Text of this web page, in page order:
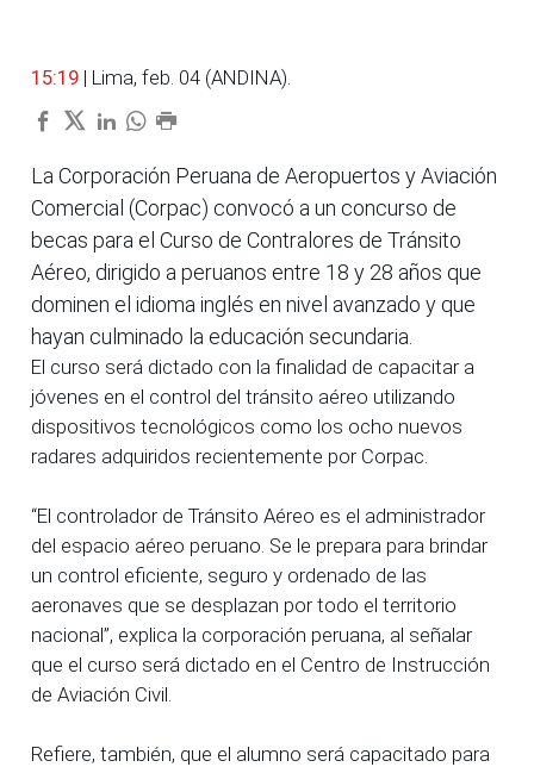
15:19 | Lima, feb. 04 (ANDINA).
La Corporación Peruana de Aeropuertos y Aviación
Comercial (Corpac) convocó a un concurso de
becas para el Curso de Contralores de Tránsito
Aéreo, dirigido a peruanos entre 18 y 28 años que
dominen el idioma inglés en nivel avanzado y que
hayan culminado la educación secundaria.
El curso será dictado con la finalidad de capacitar a
jóvenes en el control del tránsito aéreo utilizando
dispositivos tecnológicos como los ocho nuevos
radares adquiridos recientemente por Corpac.
“El controlador de Tránsito Aéreo es el administrador
del espacio aéreo peruano. Se le prepara para brindar
un control eficiente, seguro y ordenado de las
aeronaves que se desplazan por todo el territorio
nacional”, explica la corporación peruana, al señalar
que el curso será dictado en el Centro de Instrucción
de Aviación Civil.
Refiere, también, que el alumno será capacitado para